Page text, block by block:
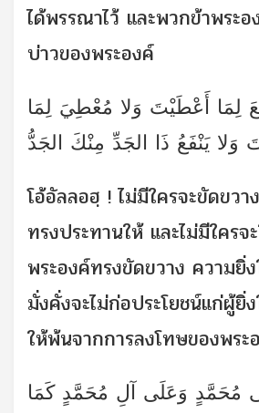
ได้พรรณาไว้ และพวกข้าพระ
บ่าวของพระองค์
لِمَا أَعْطَيْتَ وَلا مُعْطِيَ لِمَا
وَلا يَنْفَعُ ذَا الجَدِّ مِنْكَ الجَدُّ
โอ้อัลลอฮฺ ! ไม่มีใครจะขัดขว
ทรงประทานให้ และไม่มีใครจ
พระองค์ทรงขัดขวาง ความยิ่
มั่งคั่งจะไม่ก่อประโยชน์แก่ผู้
ให้พ้นจากการลงโทษของพระ
مُحَمَّدٍ وَعَلَى آلِ مُحَمَّدٍ كَمَا